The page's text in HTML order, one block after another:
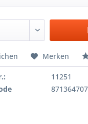
Merken
11251